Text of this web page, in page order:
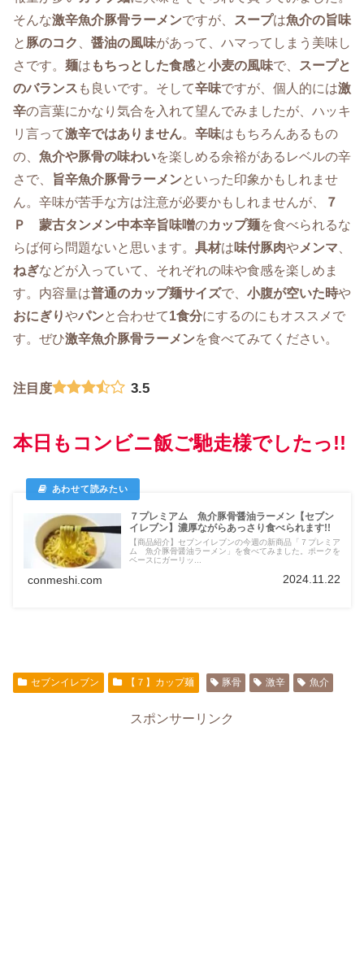
そんな激辛魚介豚骨ラーメンですが、 スープは魚介の旨味
と 豚のコク 醤油の風味があって、ハマってしまう美味し
さです。 麺は もちっとした食感と小麦の風味で、
スープと
のバランス も良いです。そして辛味ですが、個人的には激
辛の言葉にかなり気合を入れて望んでみましたが、ハッキ
リ言って激辛ではありません。 辛味はもちろんあるもの
の、 魚介や豚骨の味わいを楽しめる余裕があるレベルの辛
さで、
旨辛魚介豚骨ラーメンといった印象かもしれませ
ん。辛味が苦手な方は注意が必要かもしれませんが、
７
Ｐ 蒙古タンメン中本辛旨味噌のカップ麺を食べられるな
らば何ら問題ないと思います。 具材は味付豚肉やメンマ
ねぎなどが入っていて、それぞれの味や食感を楽しめま
す。内容量は普通のカップ麺サイズで、 小腹が空いた時や
おにぎりやパンと合わせて1食分にするのにもオススメで
す。ぜひ激辛魚介豚骨ラーメンを食べてみてください。
注目度 3.5
本日もコンビニ飯ご馳走様でしたっ!!
７プレミアム 魚介豚骨醤油ラーメン【セブン
イレブン】濃厚ながらあっさり食べられます!!
【商品紹介】セブンイレブンの今週の新商品「７プレミア
ム 魚介豚骨醤油ラーメン」を食べてみました。ポークを
ベースにガーリッ...
conmeshi.com 2024.11.22
セブンイレブン 【７】カップ麺 豚骨 激辛 魚介
スポンサーリンク